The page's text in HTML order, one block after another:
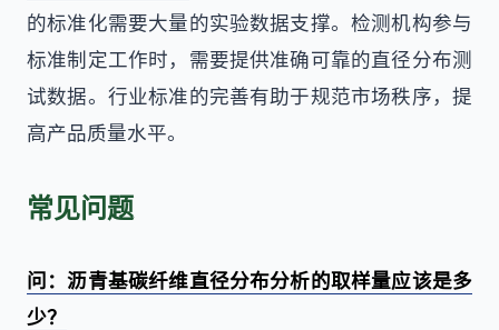
的标准化需要大量的实验数据支撑。检测机构参与
标准制定工作时，需要提供准确可靠的直径分布测
试数据。行业标准的完善有助于规范市场秩序，提
高产品质量水平。
常见问题
问：沥青基碳纤维直径分布分析的取样量应该是多
少？